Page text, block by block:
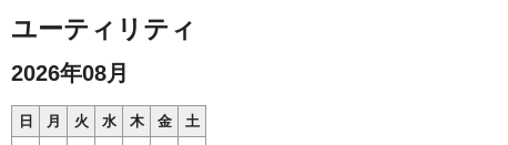
ユーティリティ
2026年08月
日 月 火 水 木 金
土